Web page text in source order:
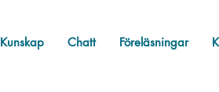
Kunskap Chatt Föreläsningar